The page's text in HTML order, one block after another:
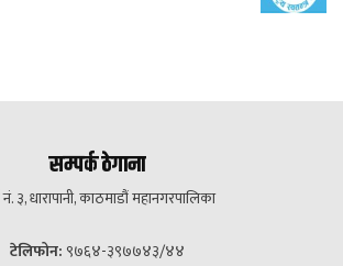
सम्पर्क ठेगाना
नं. ३, धारापानी, काठमाडौं महानगरपालिका
टेलिफोन: ९७६४-३९७७४३/४४